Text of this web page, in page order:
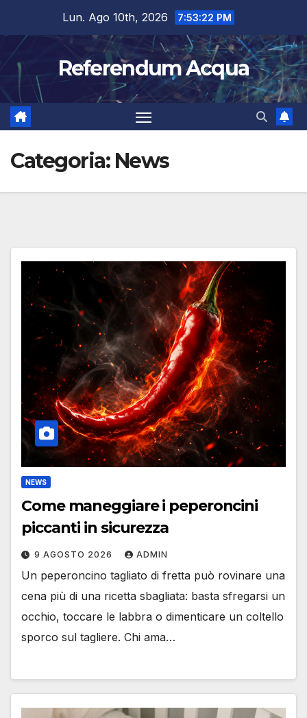
contenuto
Lun. Ago 10th, 2026 7:53:23 PM
Referendum Acqua
Categoria: News
NEWS
Come maneggiare i peperoncini
piccanti in sicurezza
9 AGOSTO 2026 ADMIN
Un peperoncino tagliato di fretta può rovinare una
cena più di una ricetta sbagliata: basta sfregarsi un
occhio, toccare le labbra o dimenticare un coltello
sporco sul tagliere. Chi ama…